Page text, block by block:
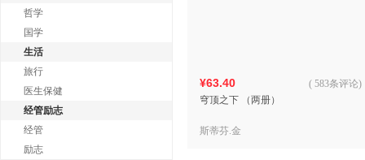
哲学
国学
生活
旅行
医生保健
经管励志
经管
励志
¥63.40
穹顶之下 （两册）
( 583条评论)
斯蒂芬.金